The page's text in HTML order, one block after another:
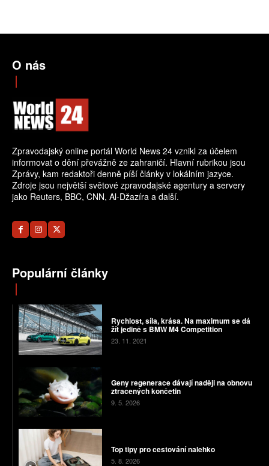
O nás
Zpravodajský online portál World News 24 vznikl za účelem
informovat o dění převážně ze zahraničí. Hlavní rubrikou jsou
Zprávy, kam redaktoři denně píší články v lokálním jazyce.
Zdroje jsou největší světové zpravodajské agentury a servery
jako Reuters, BBC, CNN, Al-Džazíra a další.
Populární články
Rychlost, síla, krása. Na maximum se dá
žít jedině s BMW M4 Competition
23. 11. 2021
Geny regenerace dávají naději na obnovu
ztracených končetin
9. 5. 2026
Top tipy pro cestování nalehko
5. 8. 2026